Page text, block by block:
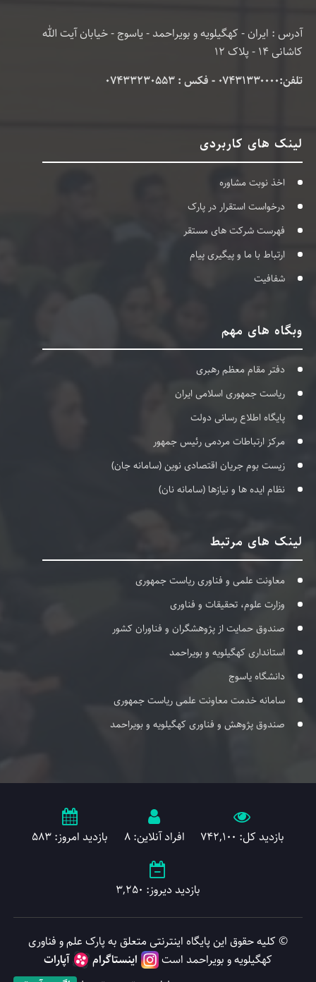
آدرس : ایران - کهگیلویه و بویراحمد - یاسوج - خیابان آیت الله
کاشانی 14 - پلاک 12
تلفن:۰۷۴۳۱۳۳۰۰۰۰ - فکس : 07433230553
لینک های کاربردی
اخذ نوبت مشاوره
درخواست استقرار در پارک
فهرست شرکت های مستقر
ارتباط با ما و پیگیری پیام
شفافیت
وبگاه های مهم
دفتر مقام معظم رهبری
ریاست جمهوری اسلامی ایران
پایگاه اطلاع رسانی دولت
مرکز ارتباطات مردمی رئیس جمهور
زیست بوم جریان اقتصادی نوین (سامانه جان)
نظام ایده ها و نیازها (سامانه نان)
لینک های مرتبط
معاونت علمی و فناوری ریاست جمهوری
وزارت علوم، تحقیقات و فناوری
صندوق حمایت از پژوهشگران و فناوران کشور
استانداری کهگیلویه و بویراحمد
دانشگاه یاسوج
سامانه خدمت معاونت علمی ریاست جمهوری
صندوق پژوهش و فناوری کهگیلویه و بویراحمد
بازدید کل: 742,100 افراد آنلاین: 8 بازدید امروز: 583
بازدید دیروز: 3,250
© کلیه حقوق این پایگاه اینترنتی متعلق به پارک علم و فناوری
کهگیلویه و بویراحمد است
اینستاگرام
آپارات